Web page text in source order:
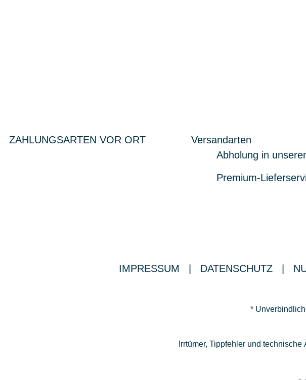
ZAHLUNGSARTEN VOR ORT
Versandarten
Abholung in
Premium-
IMPRESSUM DATENSCHUTZ
*
Irrtümer, Tippfehler und